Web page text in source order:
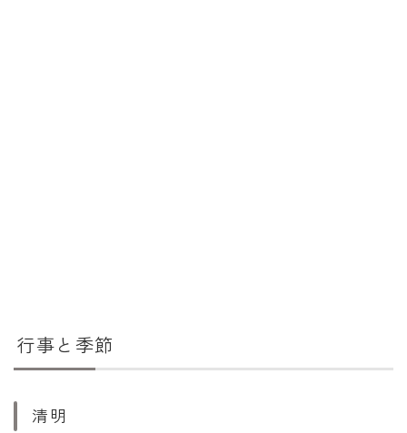
行事と季節
清明